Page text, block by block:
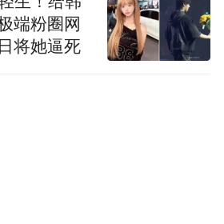
端粉圈网
将她逼死